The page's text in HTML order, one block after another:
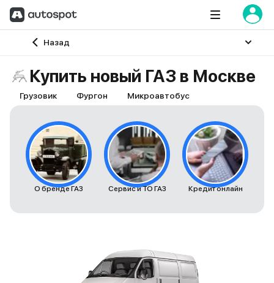
Назад
Главная
Купить новый ГАЗ в Москве
Грузовик Фургон Микроавтобус
О бренде ГАЗ Сервис и ТО ГАЗ Кредит онлайн